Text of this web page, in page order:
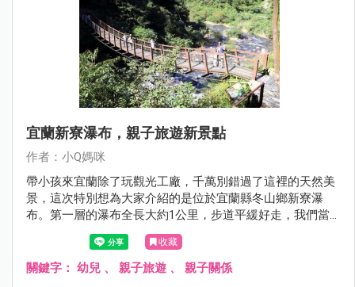
宜蘭新寮瀑布，親子旅遊新景點
作者：小Q媽咪
帶小孩來宜蘭除了玩觀光工廠，千萬別錯過了這裡的天然美
景，這次特別想為大家介紹的是位於宜蘭縣冬山鄉新寮瀑
布。第一層的瀑布全長大約1公里，步道平緩好走，我們當
天慢慢的邊走邊拍，大約20分鐘就抵達第一層的瀑布區，難
度不高，非常推薦給有小孩的家庭喔！
收藏
關鍵字： 幼兒 、 親子旅遊 、 親子關係